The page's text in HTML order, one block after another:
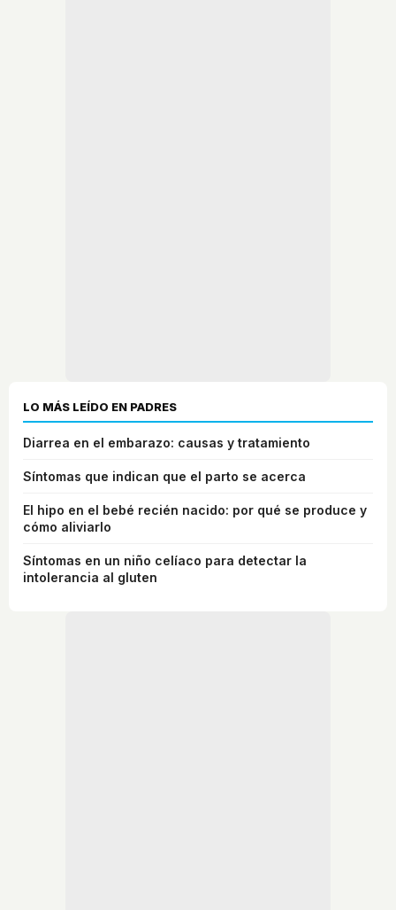
LO MÁS LEÍDO EN PADRES
Diarrea en el embarazo: causas y tratamiento
Síntomas que indican que el parto se acerca
El hipo en el bebé recién nacido: por qué se produce y
cómo aliviarlo
Síntomas en un niño celíaco para detectar la
intolerancia al gluten